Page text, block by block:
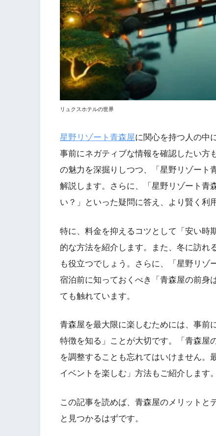
リュクスホテルの世界
星野リゾート青森屋に関心を持つ人の中
事前にネガティブな情報を確認したい方
の魅力を深掘りしつつ、「星野リゾート
解説します。さらに、「星野リゾート青
い？」といった疑問に答え、より賢く利
特に、料金を抑えるコツとして「安い時
的な方法を紹介します。また、冬に訪れ
も役立つでしょう。さらに、「星野リゾ
宿泊前に知っておくべき「青森屋の前身
ても触れています。
青森屋を最大限に楽しむためには、事前
特徴を知る」ことが大切です。「青森屋
を調整することも忘れてはいけません。
イベントを楽しむ」方法もご紹介します。
この記事を読めば、青森屋のメリットと
と見つかるはずです。